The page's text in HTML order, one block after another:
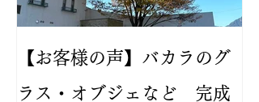
【お客様の声】バカラのグ
ラス・オブジェなど 完成